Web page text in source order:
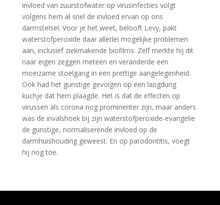
invloed van zuurstofwater op virusinfecties volgt
volgens hem al snel de invloed ervan op ons
darmstelsel. Voor je het weet, belooft Levy, pakt
waterstofperoxide daar allerlei mogelijke problemen
aan, inclusief ziekmakende biofilms. Zelf merkte hij dit
naar eigen zeggen meteen en veranderde een
moeizame stoelgang in een prettige aangelegenheid.
Ook had het gunstige gevolgen op een langdurig
kuchje dat hem plaagde. Het is dat de effecten op
virussen als corona nog prominenter zijn, maar anders
was de invalshoek bij zijn waterstofperoxide-evangelie
de gunstige, normaliserende invloed op de
darmhuishouding geweest. En op parodontitis, voegt
hij nog toe.